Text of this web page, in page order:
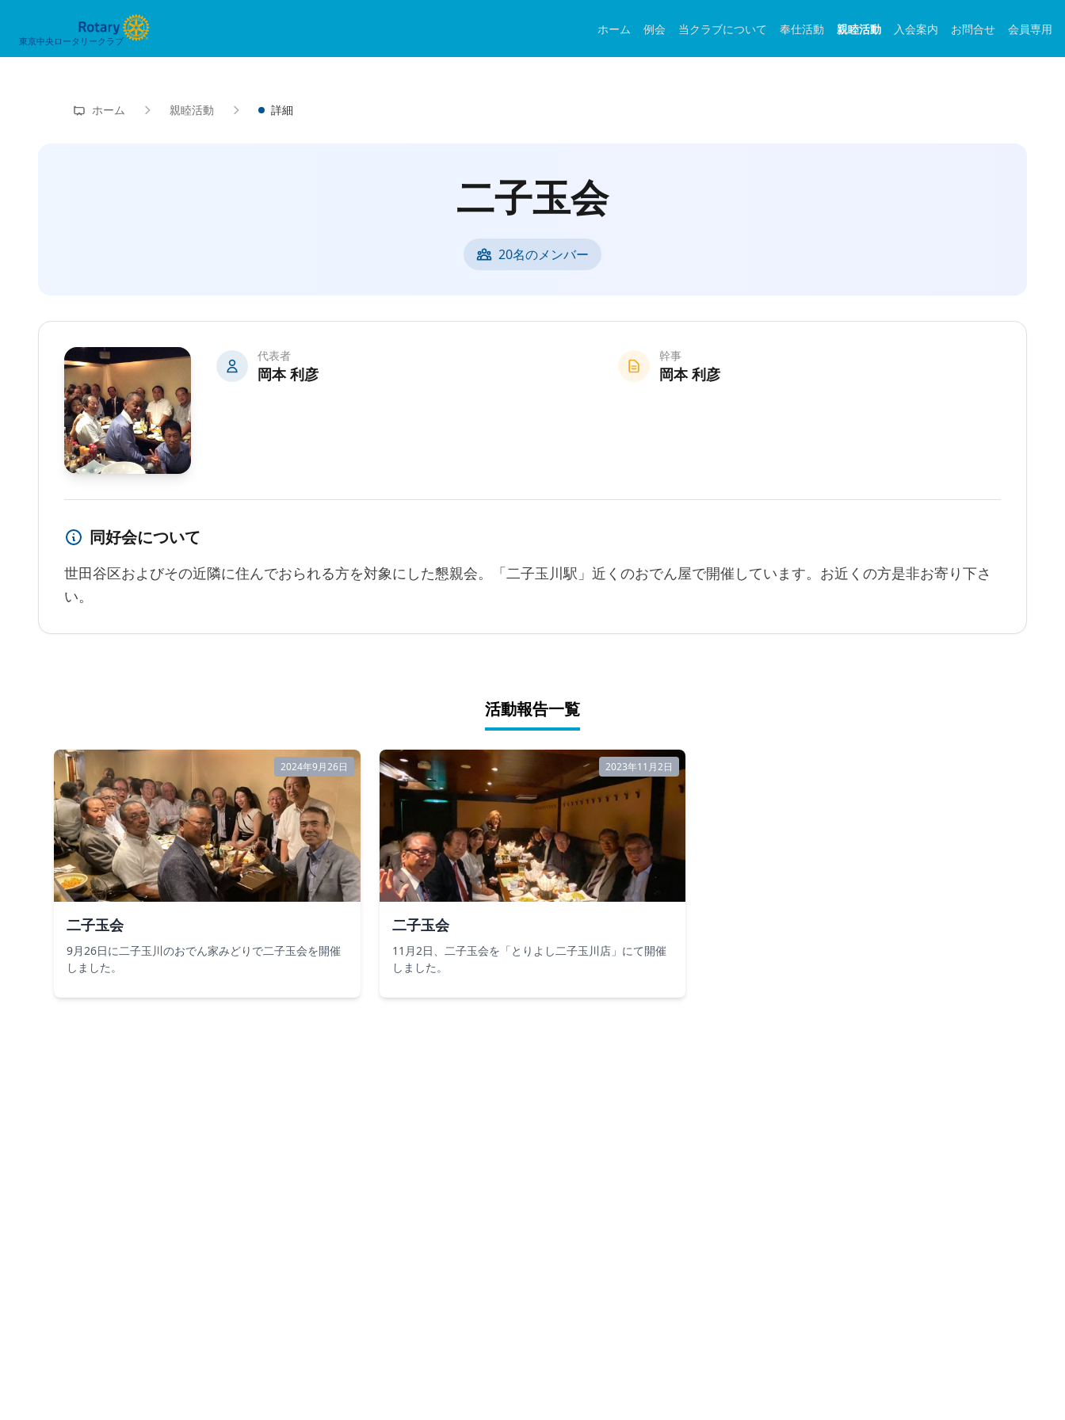
東京中央ロータリークラブ
ホーム 例会 当クラブについて 奉仕活動 親睦活動 入会案内 お問合せ 会員専用
ホーム 親睦活動 詳細
二子玉会
20名のメンバー
代表者
岡本 利彦
幹事
岡本 利彦
同好会について
世田谷区およびその近隣に住んでおられる方を対象にした懇親会。「二子玉川駅」近くのおでん屋で開催しています。お近くの方是非お寄り下さ
い。
活動報告一覧
2024年9月26日
二子玉会
9月26日に二子玉川のおでん家みどりで二子玉会を開催
しました。
2023年11月2日
二子玉会
11月2日、二子玉会を「とりよし二子玉川店」にて開催
しました。